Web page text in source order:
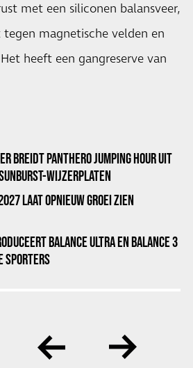
met een siliconen balansveer,
magnetische velden en
heeft een gangreserve van
BREIDT PANTHERO JUMPING HOUR UIT
WIJZERPLATEN
LAAT OPNIEUW GROEI ZIEN
BALANCE ULTRA EN BALANCE 3
SPORTERS